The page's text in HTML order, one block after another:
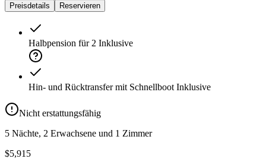
Preisdetails Reservieren
Halbpension für 2 Inklusive
Hin- und Rücktransfer mit Schnellboot Inklusive
Nicht erstattungsfähig
5 Nächte, 2 Erwachsene und 1 Zimmer
$5,915